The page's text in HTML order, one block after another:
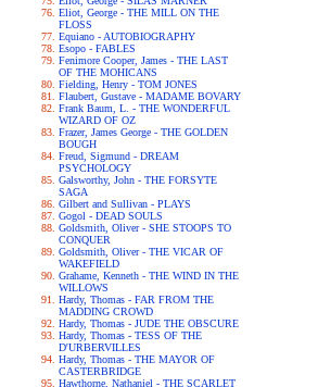
Eliot, George - THE MILL ON THE
FLOSS
Equiano - AUTOBIOGRAPHY
Esopo - FABLES
Fenimore Cooper, James - THE LAST
OF THE MOHICANS
Fielding, Henry - TOM JONES
Flaubert, Gustave - MADAME BOVARY
Frank Baum, L. - THE WONDERFUL
WIZARD OF OZ
Frazer, James George - THE GOLDEN
BOUGH
Freud, Sigmund - DREAM
PSYCHOLOGY
Galsworthy, John - THE FORSYTE
SAGA
Gilbert and Sullivan - PLAYS
Gogol - DEAD SOULS
Goldsmith, Oliver - SHE STOOPS TO
CONQUER
Goldsmith, Oliver - THE VICAR OF
WAKEFIELD
Grahame, Kenneth - THE WIND IN THE
WILLOWS
Hardy, Thomas - FAR FROM THE
MADDING CROWD
Hardy, Thomas - JUDE THE OBSCURE
Hardy, Thomas - TESS OF THE
D'URBERVILLES
Hardy, Thomas - THE MAYOR OF
CASTERBRIDGE
Hawthorne, Nathaniel - THE SCARLET